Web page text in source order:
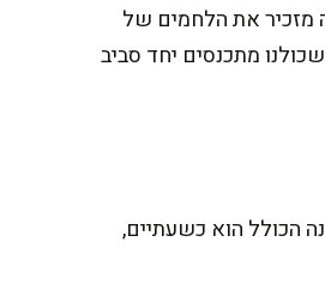
מזכיר את הלחמים של
מתכנסים יחד סביב
הכולל הוא כשעתיים,